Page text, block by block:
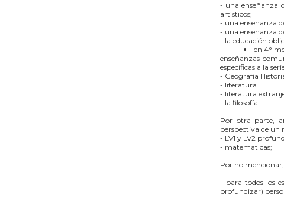
- una enseñanza
artísticos;
- una enseñanza
- una enseñanza
- la educación
en 4°
enseñanzas
específicas a la
- Geografía
- literatura
- literatura
- la filosofía.
Por otra parte,
perspectiva de un
- LV1 y LV2
- matemáticas;
Por no
- para todos los
profundizar)